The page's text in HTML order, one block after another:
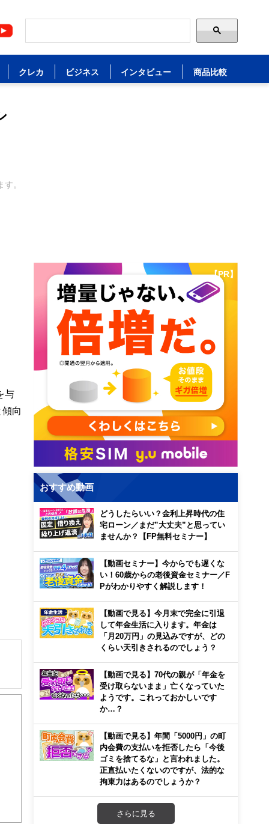
クレカ ビジネス インタビュー 商品比較
。
与
向
【PR】
おすすめ動画
どうしたらいい？金利上昇時代の住
宅ローン／まだ”大丈夫”と思ってい
ませんか？【FP無料セミナー】
【動画セミナー】今からでも遅くな
い！60歳からの老後資金セミナー／F
Pがわかりやすく解説します！
【動画で見る】今月末で完全に引退
して年金生活に入ります。年金は
「月20万円」の見込みですが、どの
くらい天引きされるのでしょう？
【動画で見る】70代の親が「年金を
受け取らないまま」亡くなっていた
ようです。これっておかしいです
か…？
【動画で見る】年間「5000円」の町
内会費の支払いを拒否したら「今後
ゴミを捨てるな」と言われました。
正直払いたくないのですが、法的な
拘束力はあるのでしょうか？
さらに見る